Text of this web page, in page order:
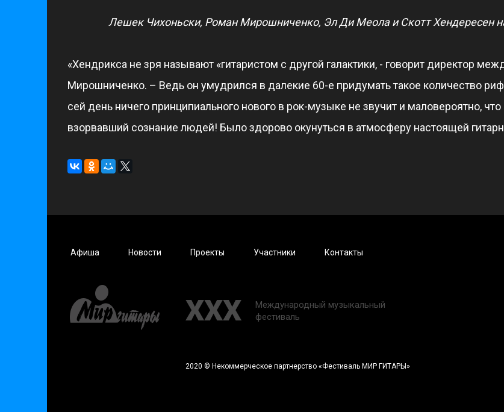
Лешек Чихоньски, Роман Мирошниченко, Эл Ди Меола и Скотт Хендересен
«Хендрикса не зря называют «гитаристом с другой галактики, - говорит директор
Мирошниченко. – Ведь он умудрился в далекие 60-е придумать такое количество
сей день ничего принципиального нового в рок-музыке не звучит и маловероятно,
взорвавший сознание людей! Было здорово окунуться в атмосферу настоящей
Афиша Новости Проекты Участники Контакты
XXX
Международный музыкальный
фестиваль
2020 © Некоммерческое партнерство «Фестиваль МИР ГИТАРЫ»